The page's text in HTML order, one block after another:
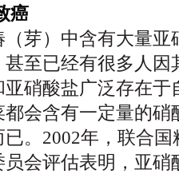
癌
）中含有大量亚
至已经有很多人因
酸盐广泛存在于
会含有一定量的硝
。2002年，联合
会评估表明，亚硝